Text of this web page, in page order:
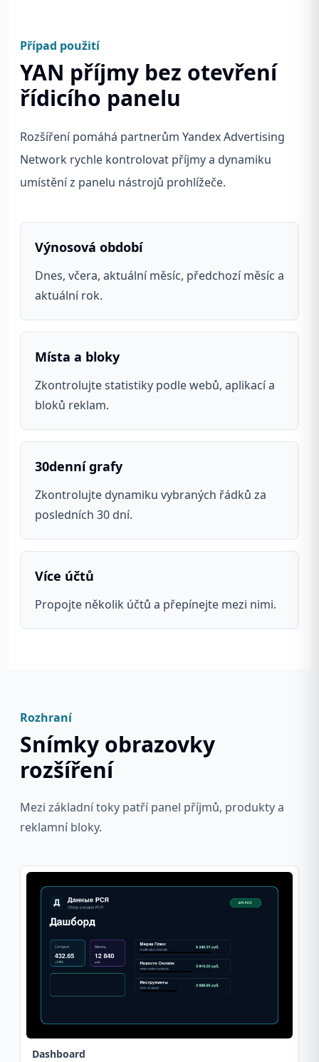
Případ použití
YAN příjmy bez otevření
řídicího panelu
Rozšíření pomáhá partnerům Yandex Advertising
Network rychle kontrolovat příjmy a dynamiku
umístění z panelu nástrojů prohlížeče.
Výnosová období
Dnes, včera, aktuální měsíc, předchozí měsíc a
aktuální rok.
Místa a bloky
Zkontrolujte statistiky podle webů, aplikací a
bloků reklam.
30denní grafy
Zkontrolujte dynamiku vybraných řádků za
posledních 30 dní.
Více účtů
Propojte několik účtů a přepínejte mezi nimi.
Rozhraní
Snímky obrazovky
rozšíření
Mezi základní toky patří panel příjmů, produkty a
reklamní bloky.
Dashboard